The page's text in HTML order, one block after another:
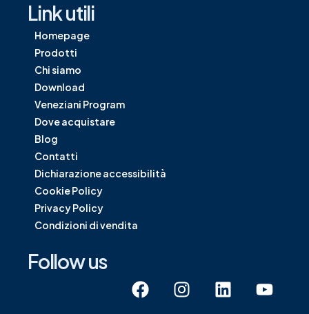
Link utili
Homepage
Prodotti
Chi siamo
Download
Veneziani Program
Dove acquistare
Blog
Contatti
Dichiarazione accessibilità
Cookie Policy
Privacy Policy
Condizioni di vendita
Follow us